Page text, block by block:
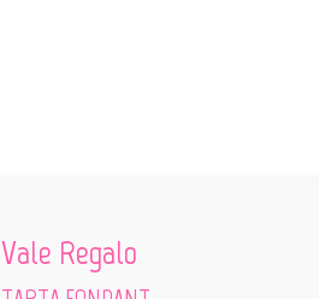
Vale Regalo